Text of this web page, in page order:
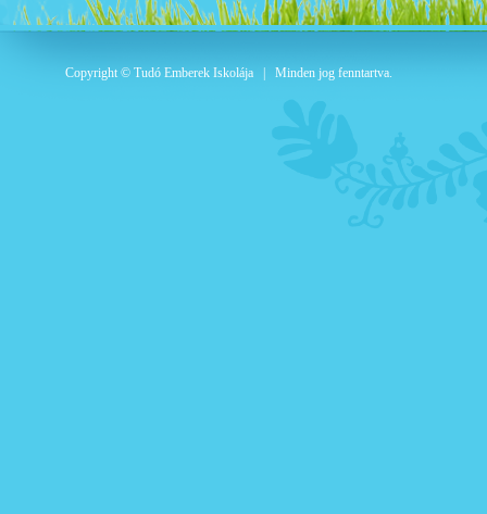
Copyright © Tudó Emberek Iskolája | Minden jog fenntartva.